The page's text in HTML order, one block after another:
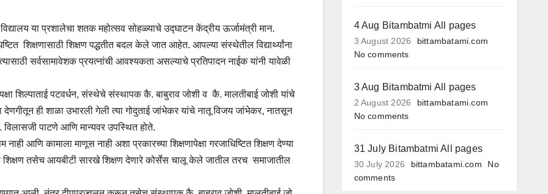
विद्यालय या प्रशालेचा शतक महोत्सव सोहळ्याचे उद्घाटन केंद्रीय ऊर्जामंत्री मान.
शिक्षणासाठी शिक्षण पद्धतीत बदल केले जात आहेत. आपल्या संस्थेतील विद्यार्थ्यांना
सर्वसामावेशक प्रयत्नांची आवश्यकता असल्याचे प्रतिपादन नाईक यांनी यावेळी
शिल्पाताई पटवर्धन, संस्थेचे संस्थापक कै. बाबुराव जोशी व कै. मालतीबाई जोशी यांचे
देणगीतून ही शाळा उभारली गेली त्या गोदुताई जांभेकर यांचे नातू विजय जांभेकर, नातसून
पाटणे आणि मान्यवर उपस्थित होते.
नाही आणि कामाला माणूस नाही अशा प्रकारच्या शिक्षणापेक्षा गरजाधिष्टित शिक्षण देण्या
तसेच आयबीटी सारखे शिक्षण देणारे कोर्सेस चालू केले जातील तरच समाजातील
4 Aug Bitambatmi All pages
3 August 2026
bittambatami.com
No comments
3 Aug Bitambatmi All pages
2 August 2026
bittambatami.com
No comments
31 July Bitambatmi All pages
30 July 2026 bittambatami.com
No
comments